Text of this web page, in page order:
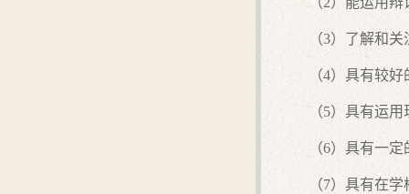
（3）了解和
（4）具有较
（5）具有运用
（6）具有一
（7）具有在